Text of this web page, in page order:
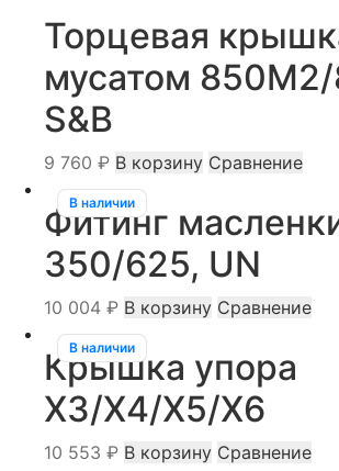
Торцевая
мусатом
S&B
9 760 ₽ В корзину Сравнение
В наличии
Фитинг
350/625, UN
10 004 ₽ В корзину Сравнение
В наличии
Крышка упора
X3/X4/X5/X6
10 553 ₽ В корзину Сравнение